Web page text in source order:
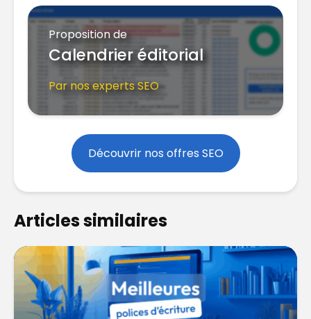
Proposition de
Calendrier éditorial
Par nos experts SEO
Découvrir nos offres SEO
Articles similaires